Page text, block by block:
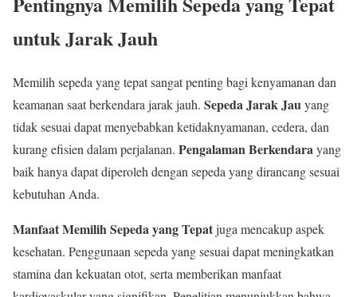
untuk Jarak Jauh
Memilih sepeda yang tepat sangat penting bagi kenyamanan dan
keamanan saat berkendara jarak jauh. Sepeda Jarak Jauyang
tidak sesuai dapat menyebabkan ketidaknyamanan, cedera, dan
kurang efisien dalam perjalanan. Pengalaman Berkendarayang
baik hanya dapat diperoleh dengan sepeda yang dirancang sesuai
kebutuhan Anda.
Manfaat Memilih Sepeda yang Tepatjuga mencakup aspek
kesehatan. Penggunaan sepeda yang sesuai dapat meningkatkan
stamina dan kekuatan otot, serta memberikan manfaat